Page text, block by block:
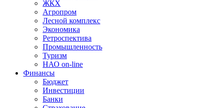
ЖКХ
Агропром
Лесной комплекс
Экономика
Ретроспектива
Промышленность
Туризм
НАО on-line
Финансы
Бюджет
Инвестиции
Банки